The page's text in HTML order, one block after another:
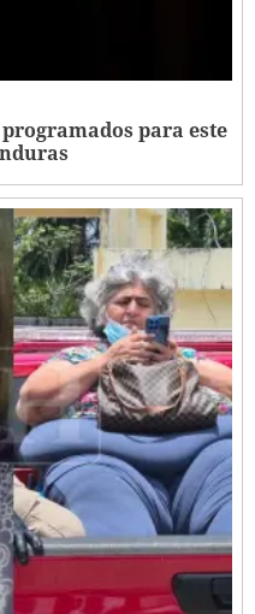
para este